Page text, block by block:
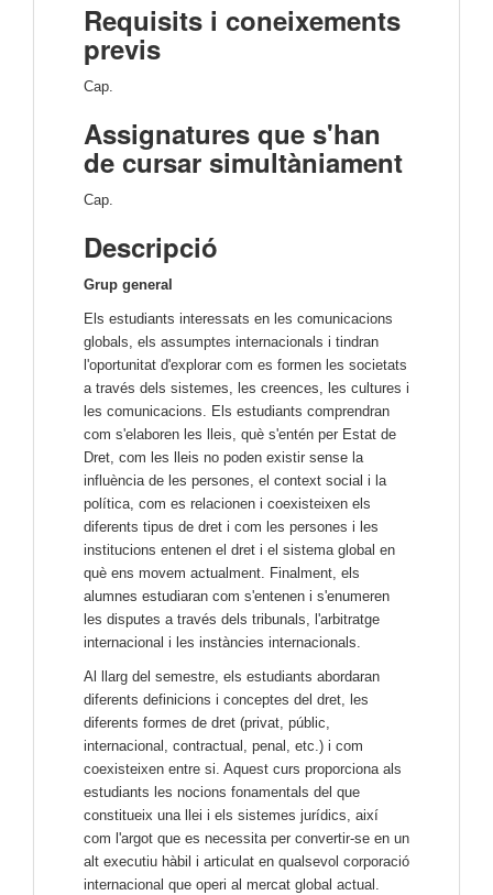
Requisits i coneixements
previs
Cap.
Assignatures que s'han
de cursar simultàniament
Cap.
Descripció
Grup general
Els estudiants interessats en les comunicacions
globals, els assumptes internacionals i tindran
l'oportunitat d'explorar com es formen les societats
a través dels sistemes, les creences, les cultures i
les comunicacions. Els estudiants comprendran
com s'elaboren les lleis, què s'entén per Estat de
Dret, com les lleis no poden existir sense la
influència de les persones, el context social i la
política, com es relacionen i coexisteixen els
diferents tipus de dret i com les persones i les
institucions entenen el dret i el sistema global en
què ens movem actualment. Finalment, els
alumnes estudiaran com s'entenen i s'enumeren
les disputes a través dels tribunals, l'arbitratge
internacional i les instàncies internacionals.
Al llarg del semestre, els estudiants abordaran
diferents definicions i conceptes del dret, les
diferents formes de dret (privat, públic,
internacional, contractual, penal, etc.) i com
coexisteixen entre si. Aquest curs proporciona als
estudiants les nocions fonamentals del que
constitueix una llei i els sistemes jurídics, així
com l'argot que es necessita per convertir-se en un
alt executiu hàbil i articulat en qualsevol corporació
internacional que operi al mercat global actual.